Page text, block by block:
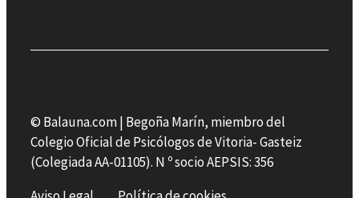
© Balauna.com | Begoña Marín, miembro del
Colegio Oficial de Psicólogos de Vitoria- Gasteiz
(Colegiada AA-01105). N º socio AEPSIS: 356